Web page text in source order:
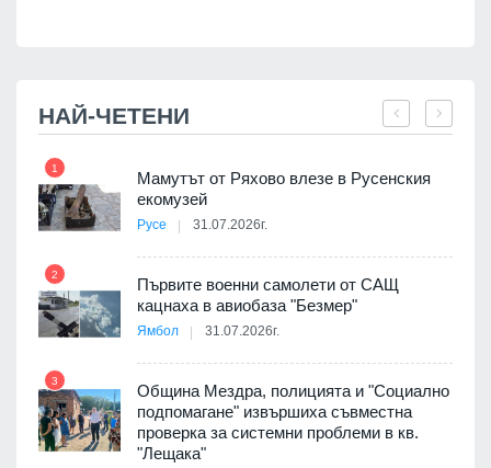
НАЙ-ЧЕТЕНИ
1
Мамутът от Ряхово влезе в Русенския
екомузей
Русе 31.07.2026г.
2
Първите военни самолети от САЩ
кацнаха в авиобаза "Безмер"
Ямбол 31.07.2026г.
3
Община Мездра, полицията и "Социално
подпомагане" извършиха съвместна
проверка за системни проблеми в кв.
"Лещака"